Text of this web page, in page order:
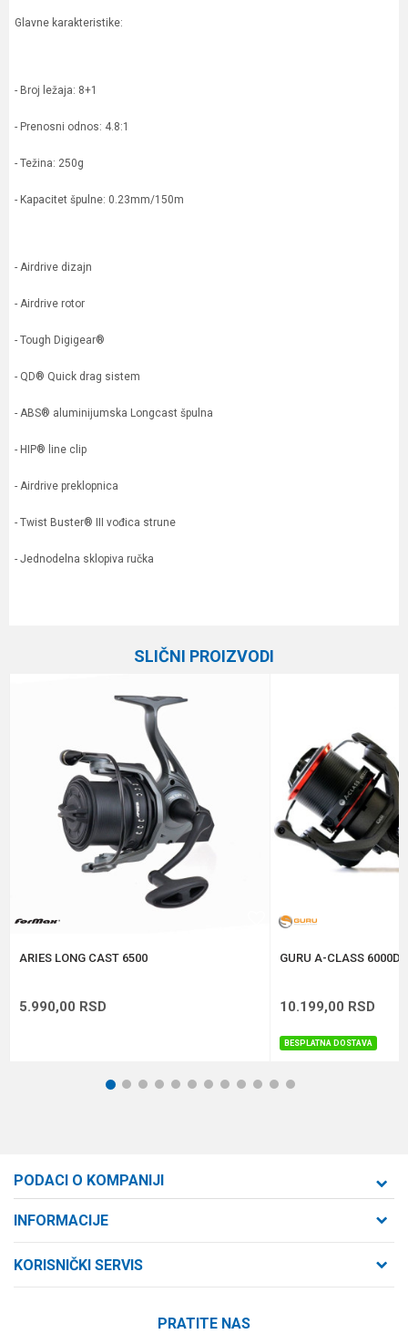
Glavne karakteristike:
- Broj ležaja: 8+1
- Prenosni odnos: 4.8:1
- Težina: 250g
- Kapacitet špulne: 0.23mm/150m
- Airdrive dizajn
- Airdrive rotor
- Tough Digigear®
- QD® Quick drag sistem
- ABS® aluminijumska Longcast špulna
- HIP® line clip
- Airdrive preklopnica
- Twist Buster® III vođica strune
- Jednodelna sklopiva ručka
Kapacitet 0.23/150 m
250 g
Anti-spam zaštita - izračunajte koliko je 2 + 3 :
SLIČNI PROIZVODI
ARIES LONG CAST 6500
5.990,00 RSD
GURU A-CLASS 6000D
10.199,00 RSD
BESPLATNA DOSTAVA
1 2 3 4 5 6 7 8 9 101112
PODACI O KOMPANIJI
Cara Dušana 47
INFORMACIJE
KORISNIČKI SERVIS
PRATITE NAS